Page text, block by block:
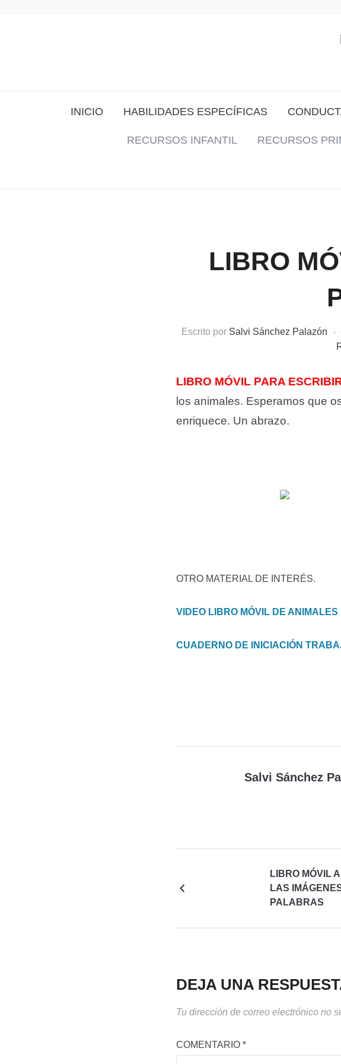
INICIO HABILIDADES ESPECÍFICAS
RECURSOS INFANTIL RECURSOS
LIBRO
Escrito por Salvi Sánchez Palazón
LIBRO MÓVIL PARA
los animales. Esperamos que
enriquece. Un abrazo.
OTRO MATERIAL DE INTERÉS.
VIDEO LIBRO MÓVIL DE ANIMALES
CUADERNO DE INICIACIÓN
Salvi Sánchez
LIBRO MÓVIL
LAS
PALABRAS
DEJA UNA
Tu dirección de correo electrónico no
COMENTARIO *